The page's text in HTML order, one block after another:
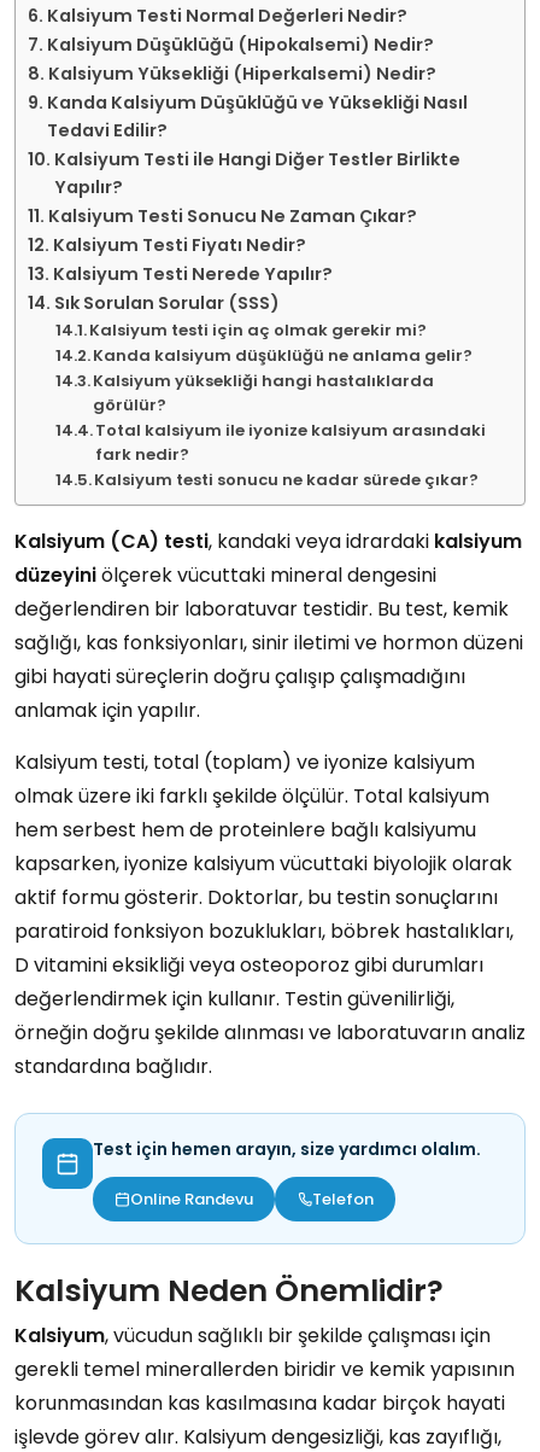
Kalsiyum Testi Normal Değerleri Nedir?
Kalsiyum Düşüklüğü (Hipokalsemi) Nedir?
Kalsiyum Yüksekliği (Hiperkalsemi) Nedir?
Kanda Kalsiyum Düşüklüğü ve Yüksekliği Nasıl
Tedavi Edilir?
Kalsiyum Testi ile Hangi Diğer Testler Birlikte
Yapılır?
Kalsiyum Testi Sonucu Ne Zaman Çıkar?
Kalsiyum Testi Fiyatı Nedir?
Kalsiyum Testi Nerede Yapılır?
Sık Sorulan Sorular (SSS)
Kalsiyum testi için aç olmak gerekir mi?
Kanda kalsiyum düşüklüğü ne anlama gelir?
Kalsiyum yüksekliği hangi hastalıklarda
görülür?
Total kalsiyum ile iyonize kalsiyum arasındaki
fark nedir?
Kalsiyum testi sonucu ne kadar sürede çıkar?
Kalsiyum (CA) testi, kandaki veya idrardaki kalsiyum
düzeyiniölçerek vücuttaki mineral dengesini
değerlendiren bir laboratuvar testidir. Bu test, kemik
sağlığı, kas fonksiyonları, sinir iletimi ve hormon düzeni
gibi hayati süreçlerin doğru çalışıp çalışmadığını
anlamak için yapılır.
Kalsiyum testi, total (toplam) ve iyonize kalsiyum
olmak üzere iki farklı şekilde ölçülür. Total kalsiyum
hem serbest hem de proteinlere bağlı kalsiyumu
kapsarken, iyonize kalsiyum vücuttaki biyolojik olarak
aktif formu gösterir. Doktorlar, bu testin sonuçlarını
paratiroid fonksiyon bozuklukları, böbrek hastalıkları,
D vitamini eksikliği veya osteoporoz gibi durumları
değerlendirmek için kullanır. Testin güvenilirliği,
örneğin doğru şekilde alınması ve laboratuvarın analiz
standardına bağlıdır.
Test için hemen arayın, size yardımcı olalım.
Online Randevu Telefon
Kalsiyum Neden Önemlidir?
Kalsiyum, vücudun sağlıklı bir şekilde çalışması için
gerekli temel minerallerden biridir ve kemik yapısının
korunmasından kas kasılmasına kadar birçok hayati
işlevde görev alır. Kalsiyum dengesizliği, kas zayıflığı,